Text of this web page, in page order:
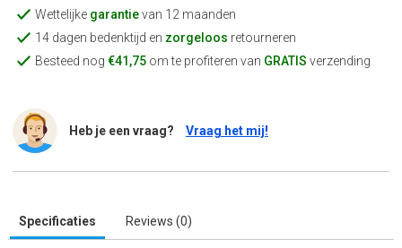
Wettelijke garantievan 12 maanden
14 dagen bedenktijd en zorgeloos retourneren
Besteed nog €41,75om te profiteren van GRATIS verzending
Heb je een vraag? Vraag het mij!
Specificaties Reviews (0)